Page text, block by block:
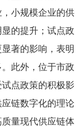
小规模企业的供
的提升；试点政
著的影响，表明
此外，位于市政
点政策的积极影
链数字化的理论
量现代供应链体